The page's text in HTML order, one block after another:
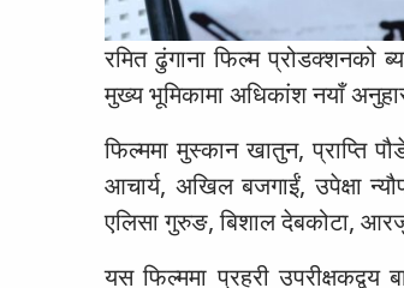
रमित ढुंगाना फिल्म प्रोडक्शनको
मुख्य भूमिकामा अधिकांश नयाँ
फिल्ममा मुस्कान खातुन, प्राप्ति
आचार्य, अखिल बजगाईं, उपेक्षा
एलिसा गुरुङ, बिशाल देबकोटा,
यस फिल्ममा प्रहरी